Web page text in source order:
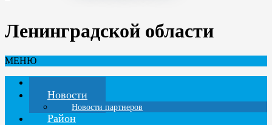
Ленинградской области
МЕНЮ
Новости
Новости партнеров
Район